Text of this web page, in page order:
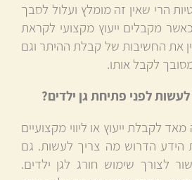
הרי שאין זה מומלץ ועלול לסבך
מקבלים ייעוץ מקצועי לקראת
את החשיבות של קבלת ההיתר וגם
לקבל אותו.
לפני פתיחת גן ילדים?
לקבלת ייעוץ או ליווי מקצועיים
הידע הדרוש מה צריך לעשות. גם
לצורך שימוש חורג לגן ילדים.